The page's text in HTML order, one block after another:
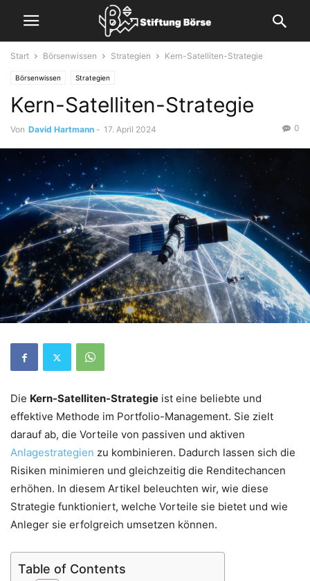
Start Börsenwissen Strategien Kern-Satelliten-Strategie
Börsenwissen Strategien
Kern-Satelliten-Strategie
Von David Hartmann - 17. April 2024 0
Die Kern-Satelliten-Strategie ist eine beliebte und
effektive Methode im Portfolio-Management. Sie zielt
darauf ab, die Vorteile von passiven und aktiven
Anlagestrategien zu kombinieren. Dadurch lassen sich die
Risiken minimieren und gleichzeitig die Renditechancen
erhöhen. In diesem Artikel beleuchten wir, wie diese
Strategie funktioniert, welche Vorteile sie bietet und wie
Anleger sie erfolgreich umsetzen können.
Table of Contents